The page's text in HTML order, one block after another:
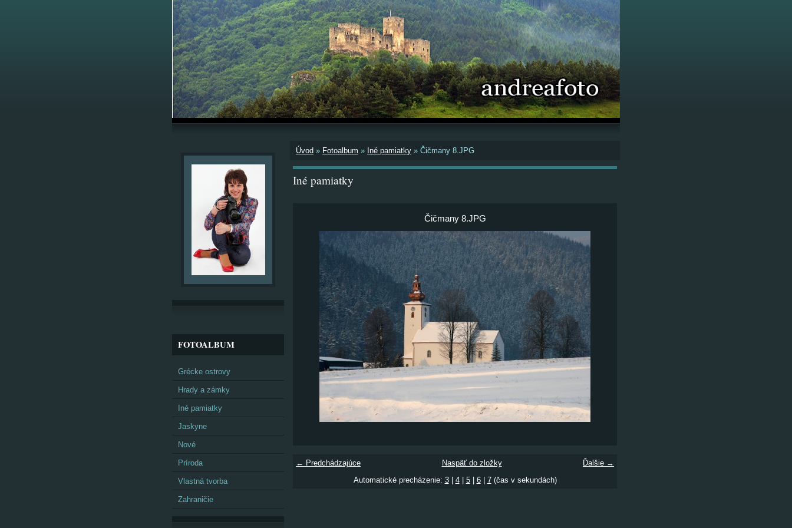
Úvod » Fotoalbum » Iné pamiatky » Čičmany 8.JPG
Iné pamiatky
Čičmany 8.JPG
← Predchádzajúce Ďalšie →
Naspäť do zložky
Automatické precházenie: 3| 4| 5| 6| 7(čas v sekundách)
FOTOALBUM
Grécke ostrovy
Hrady a zámky
Iné pamiatky
Jaskyne
Nové
Príroda
Vlastná tvorba
Zahraničie